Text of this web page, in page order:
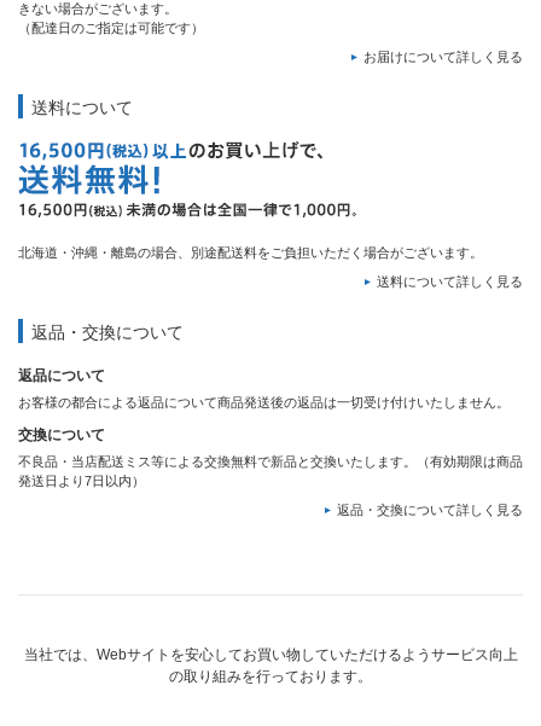
きない場合がございます。
（配達日のご指定は可能です）
お届けについて詳しく見る
送料について
北海道・沖縄・離島の場合、別途配送料をご負担いただく場合がございます。
送料について詳しく見る
返品・交換について
返品について
お客様の都合による返品について商品発送後の返品は一切受け付けいたしません。
交換について
不良品・当店配送ミス等による交換無料で新品と交換いたします。（有効期限は商品
発送日より7日以内）
返品・交換について詳しく見る
当社では、Webサイトを安心してお買い物していただけるようサービス向上
の取り組みを行っております。